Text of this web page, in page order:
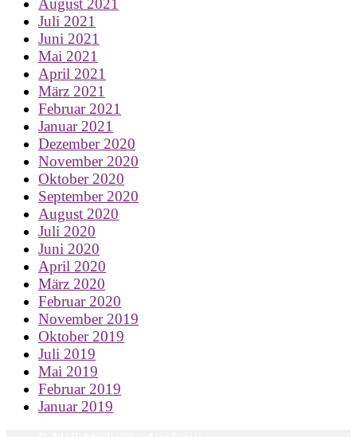
August 2021
Juli 2021
Juni 2021
Mai 2021
April 2021
März 2021
Februar 2021
Januar 2021
Dezember 2020
November 2020
Oktober 2020
September 2020
August 2020
Juli 2020
Juni 2020
April 2020
März 2020
Februar 2020
November 2019
Oktober 2019
Juli 2019
Mai 2019
Februar 2019
Januar 2019